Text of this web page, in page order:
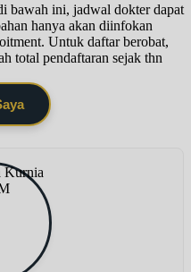
bawah ini, jadwal dokter dapat
hanya akan diinfokan
Untuk daftar berobat,
total pendaftaran sejak thn